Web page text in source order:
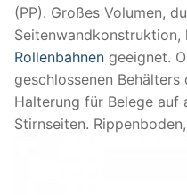
(PP). Großes Volumen,
Rollenbahnen geeignet.
geschlossenen
Halterung für Belege auf
Stirnseiten.